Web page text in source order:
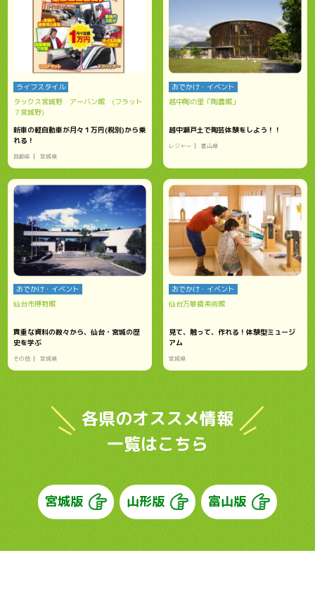
ライフスタイル
タックス宮城野 アーバン館 (フラット
７宮城野)
新車の軽自動車が月々１万円(税別)から乗
れる！
自動車 宮城県
おでかけ・イベント
越中陶の里「陶農館」
越中瀬戸土で陶芸体験をしよう！！
レジャー 富山県
おでかけ・イベント
仙台市博物館
貴重な資料の数々から、仙台・宮城の歴
史を学ぶ
その他 宮城県
おでかけ・イベント
仙台万華鏡美術館
見て、触って、作れる！体験型ミュージ
アム
宮城県
各県のオススメ情報
一覧はこちら
宮城版 山形版 富山版